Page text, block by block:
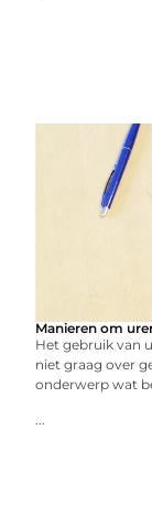
Manieren om
Het gebruik van
niet graag over
onderwerp wat
...